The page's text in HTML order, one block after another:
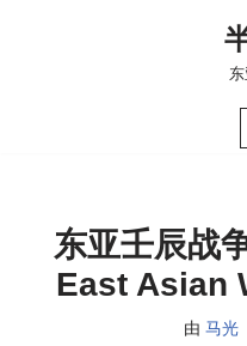
东亚壬辰战
East Asian
由 马光